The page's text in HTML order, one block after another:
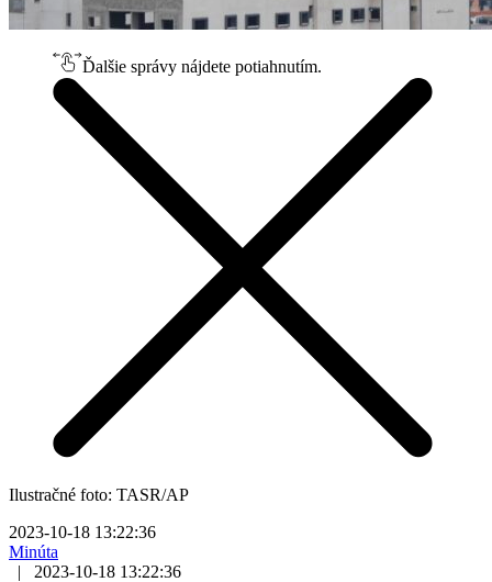
Ďalšie správy nájdete potiahnutím.
Ilustračné foto: TASR/AP
2023-10-18 13:22:36
Minúta
|
2023-10-18 13:22:36